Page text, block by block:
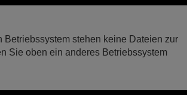
Betriebssystem stehen keine Dateien zur
Sie oben ein anderes Betriebssystem